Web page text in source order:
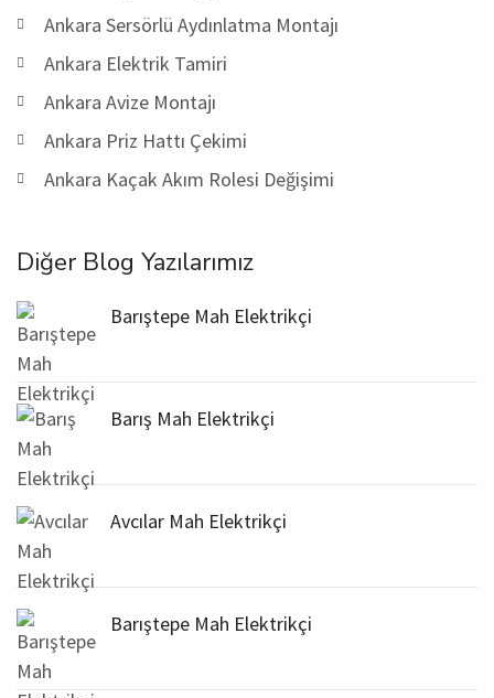
Ankara Sersörlü Aydınlatma Montajı
Ankara Elektrik Tamiri
Ankara Avize Montajı
Ankara Priz Hattı Çekimi
Ankara Kaçak Akım Rolesi Değişimi
Diğer Blog Yazılarımız
Barıştepe Mah Elektrikçi
Barış Mah Elektrikçi
Avcılar Mah Elektrikçi
Barıştepe Mah Elektrikçi